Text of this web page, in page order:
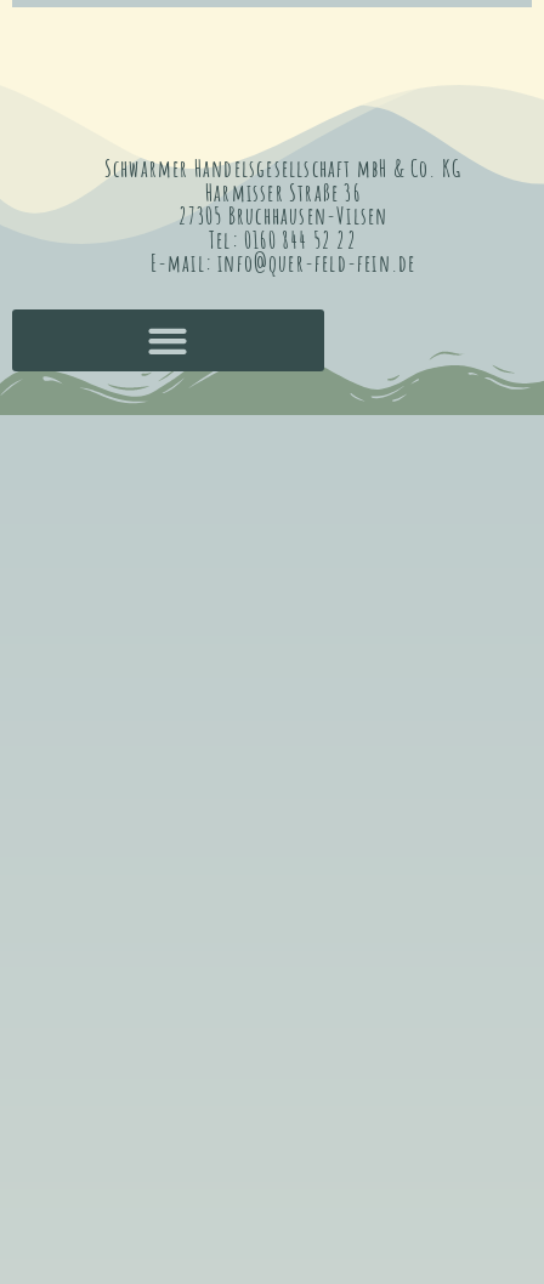
Schwarmer Handelsgesellschaft mbH & Co. KG
Harmisser Straße 36
27305 Bruchhausen-Vilsen
Tel: 0160 844 52 22
E-mail: info@quer-feld-fein.de